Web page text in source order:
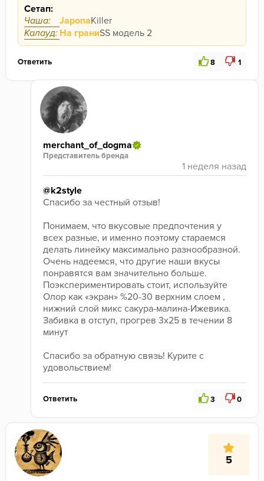
Партия 31.10.2025
Сетап:
Чаша:
JaponaKiller
Калауд: На граниSS модель 2
Ответить 8 1
merchant_of_dogma
Представитель бренда
@k2style
Спасибо за честный отзыв!
Понимаем, что вкусовые предпочтения у
всех разные, и именно поэтому стараемся
делать линейку максимально разнообразной.
Очень надеемся, что другие наши вкусы
понравятся вам значительно больше.
Поэкспериментировать стоит, используйте
Олор как «экран» %20-30 верхним слоем ,
нижний слой микс сакура-малина-Ижевика.
Забивка в отступ, прогрев 3х25 в течении 8
минут
Спасибо за обратную связь! Курите с
удовольствием!
Ответить 3 0
5